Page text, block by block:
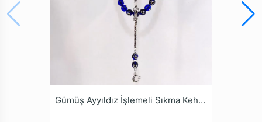
* Tesbih ustalarımızın ellerinde tesbih halini alan bu
ürünler, çeşitli renk ve şekillerde tasarlanmaktadır. Tüm
Sıkma Kehribar Tesbih modellerimizi online
mağazamız tesbihruyasi.com.tr de bulabilirsiniz.
* Sıkma Kehribar Tesbihler kullanımla beraber zamanla
Gümüş Ayyıldız İşlemeli Sıkma Kehribar Tesbih